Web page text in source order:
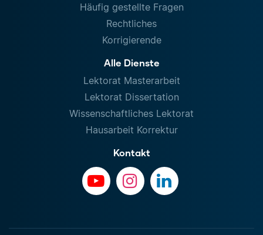
Häufig gestellte Fragen
Rechtliches
Korrigierende
Alle Dienste
Lektorat Masterarbeit
Lektorat Dissertation
Wissenschaftliches Lektorat
Hausarbeit Korrektur
Kontakt